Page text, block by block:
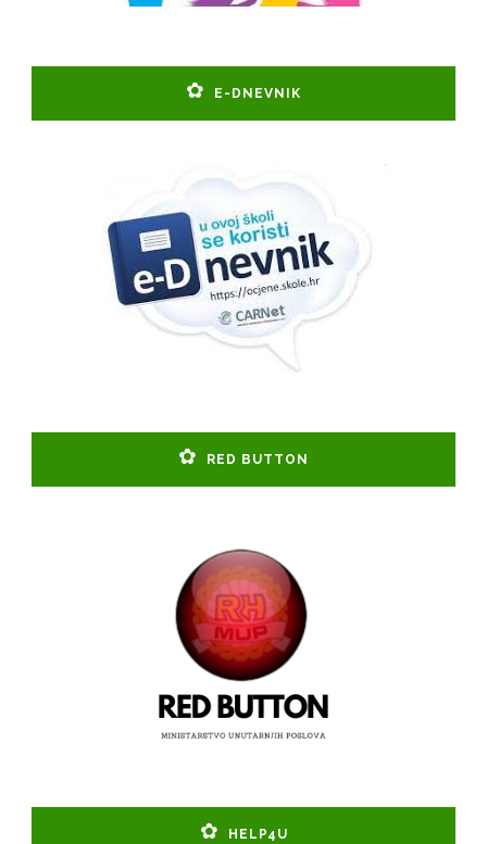
E-DNEVNIK
RED BUTTON
HELP4U